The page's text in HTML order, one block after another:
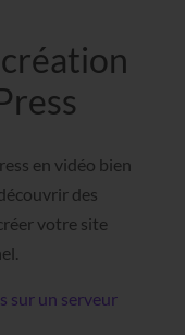
en vidéo bien
des
votre site
sur un serveur